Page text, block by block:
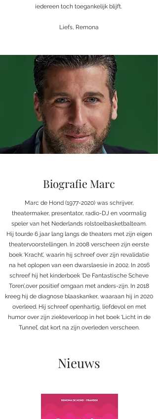
iedereen toch toegankelijk blijft.
Liefs, Remona
Biografie Marc
Marc de Hond (1977-2020)was schrijver,
theatermaker, presentator, radio-DJ en voormalig
speler van het Nederlands rolstoelbasketbalteam.
Hij tourde 6 jaar lang langs de theaters met zijn eigen
theatervoorstellingen. In 2008 verscheen zijn eerste
boek ‘Kracht’, waarin hij schreef over zijn revalidatie
na het oplopen van een dwarslaesie in 2002. In 2016
schreef hij het kinderboek ‘De Fantastische Scheve
Toren’,over positief omgaan met anders-zijn. In 2018
kreeg hij de diagnose blaaskanker, waaraan hij in 2020
overleed. Hij schreef openhartig, liefdevol en met
humor over zijn ziekteverloop in het boek ‘Licht in de
Tunnel’, dat kort na zijn overleden verscheen.
Nieuws